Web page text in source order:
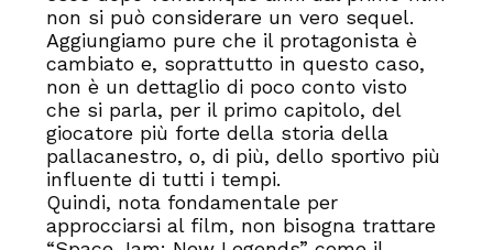
non si può considerare un vero sequel.
Aggiungiamo pure che il protagonista è
cambiato e, soprattutto in questo caso,
non è un dettaglio di poco conto visto
che si parla, per il primo capitolo, del
giocatore più forte della storia della
pallacanestro, o, di più, dello sportivo più
influente di tutti i tempi.
Quindi, nota fondamentale per
approcciarsi al film, non bisogna trattare